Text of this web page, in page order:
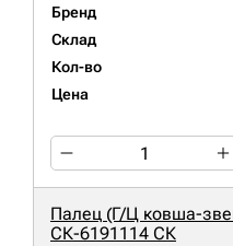
Бренд
Склад
Кол-во
Цена
Палец (Г/Ц ковша-
СК-6191114 СК